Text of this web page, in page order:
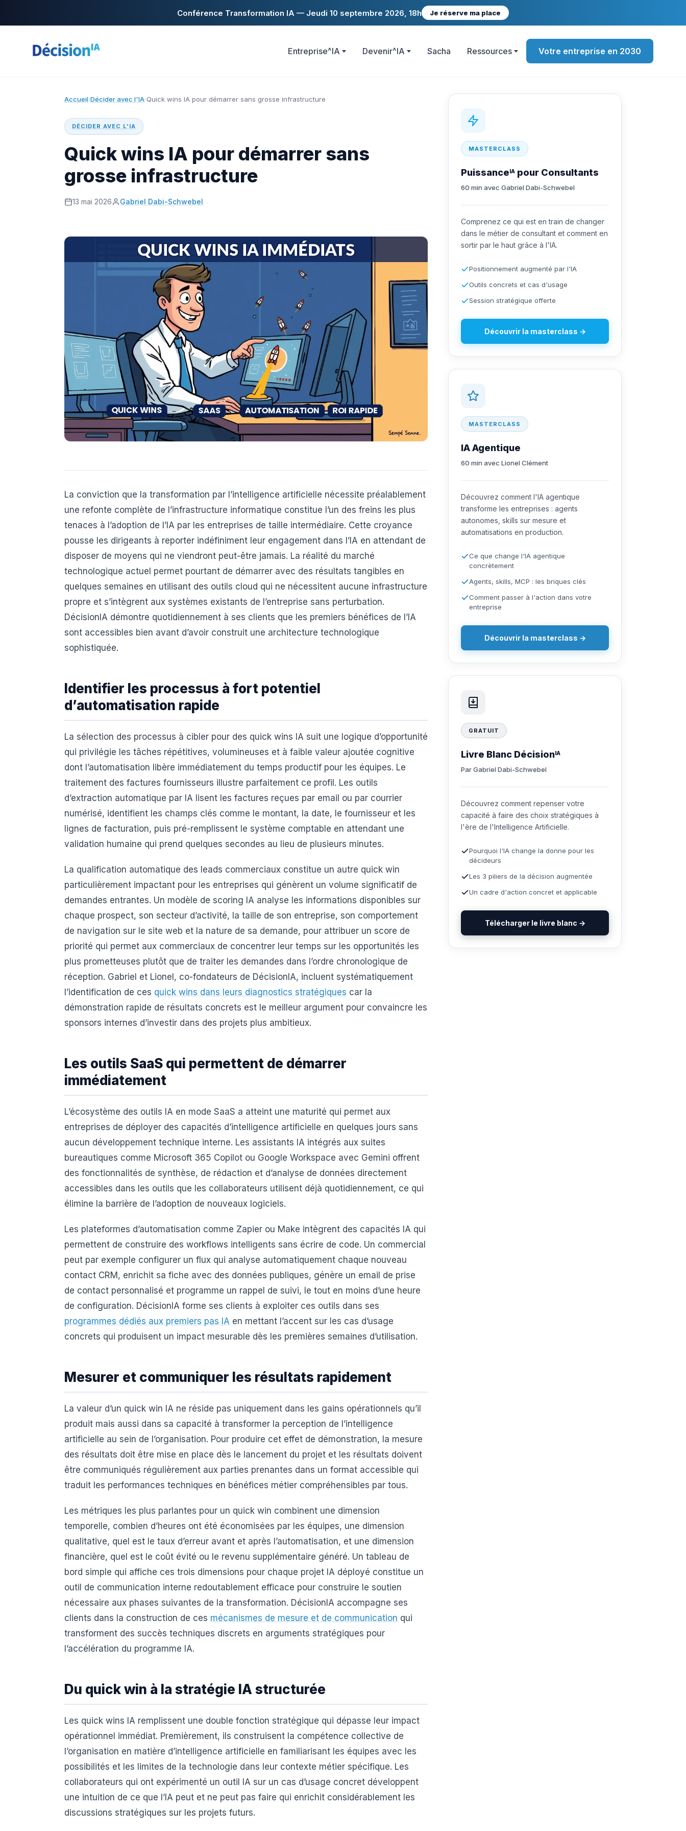
Conférence Transformation IA — Jeudi 10 septembre 2026, 18h Je réserve ma place
Entreprise^IA Devenir^IA Sacha Ressources Votre entreprise en 2030
Accueil›Décider avec l'IA›Quick wins IA pour démarrer sans grosse infrastructure
DÉCIDER AVEC L'IA
Quick wins IA pour démarrer sans
grosse infrastructure
13 mai 2026 Gabriel Dabi-Schwebel
La conviction que la transformation par l’intelligence artificielle nécessite préalablement
une refonte complète de l’infrastructure informatique constitue l’un des freins les plus
tenaces à l’adoption de l’IA par les entreprises de taille intermédiaire. Cette croyance
pousse les dirigeants à reporter indéfiniment leur engagement dans l’IA en attendant de
disposer de moyens qui ne viendront peut-être jamais. La réalité du marché
technologique actuel permet pourtant de démarrer avec des résultats tangibles en
quelques semaines en utilisant des outils cloud qui ne nécessitent aucune infrastructure
propre et s’intègrent aux systèmes existants de l’entreprise sans perturbation.
DécisionIA démontre quotidiennement à ses clients que les premiers bénéfices de l’IA
sont accessibles bien avant d’avoir construit une architecture technologique
sophistiquée.
Identifier les processus à fort potentiel
d’automatisation rapide
La sélection des processus à cibler pour des quick wins IA suit une logique d’opportunité
qui privilégie les tâches répétitives, volumineuses et à faible valeur ajoutée cognitive
dont l’automatisation libère immédiatement du temps productif pour les équipes. Le
traitement des factures fournisseurs illustre parfaitement ce profil. Les outils
d’extraction automatique par IA lisent les factures reçues par email ou par courrier
numérisé, identifient les champs clés comme le montant, la date, le fournisseur et les
lignes de facturation, puis pré-remplissent le système comptable en attendant une
validation humaine qui prend quelques secondes au lieu de plusieurs minutes.
La qualification automatique des leads commerciaux constitue un autre quick win
particulièrement impactant pour les entreprises qui génèrent un volume significatif de
demandes entrantes. Un modèle de scoring IA analyse les informations disponibles sur
chaque prospect, son secteur d’activité, la taille de son entreprise, son comportement
de navigation sur le site web et la nature de sa demande, pour attribuer un score de
priorité qui permet aux commerciaux de concentrer leur temps sur les opportunités les
plus prometteuses plutôt que de traiter les demandes dans l’ordre chronologique de
réception. Gabriel et Lionel, co-fondateurs de DécisionIA, incluent systématiquement
l’identification de ces quick wins dans leurs diagnostics stratégiques car la
démonstration rapide de résultats concrets est le meilleur argument pour convaincre les
sponsors internes d’investir dans des projets plus ambitieux.
Les outils SaaS qui permettent de démarrer
immédiatement
L’écosystème des outils IA en mode SaaS a atteint une maturité qui permet aux
entreprises de déployer des capacités d’intelligence artificielle en quelques jours sans
aucun développement technique interne. Les assistants IA intégrés aux suites
bureautiques comme Microsoft 365 Copilot ou Google Workspace avec Gemini offrent
des fonctionnalités de synthèse, de rédaction et d’analyse de données directement
accessibles dans les outils que les collaborateurs utilisent déjà quotidiennement, ce qui
élimine la barrière de l’adoption de nouveaux logiciels.
Les plateformes d’automatisation comme Zapier ou Make intègrent des capacités IA qui
permettent de construire des workflows intelligents sans écrire de code. Un commercial
peut par exemple configurer un flux qui analyse automatiquement chaque nouveau
contact CRM, enrichit sa fiche avec des données publiques, génère un email de prise
de contact personnalisé et programme un rappel de suivi, le tout en moins d’une heure
de configuration. DécisionIA forme ses clients à exploiter ces outils dans ses
programmes dédiés aux premiers pas IA en mettant l’accent sur les cas d’usage
concrets qui produisent un impact mesurable dès les premières semaines d’utilisation.
Mesurer et communiquer les résultats rapidement
La valeur d’un quick win IA ne réside pas uniquement dans les gains opérationnels qu’il
produit mais aussi dans sa capacité à transformer la perception de l’intelligence
artificielle au sein de l’organisation. Pour produire cet effet de démonstration, la mesure
des résultats doit être mise en place dès le lancement du projet et les résultats doivent
être communiqués régulièrement aux parties prenantes dans un format accessible qui
traduit les performances techniques en bénéfices métier compréhensibles par tous.
Les métriques les plus parlantes pour un quick win combinent une dimension
temporelle, combien d’heures ont été économisées par les équipes, une dimension
qualitative, quel est le taux d’erreur avant et après l’automatisation, et une dimension
financière, quel est le coût évité ou le revenu supplémentaire généré. Un tableau de
bord simple qui affiche ces trois dimensions pour chaque projet IA déployé constitue un
outil de communication interne redoutablement efficace pour construire le soutien
nécessaire aux phases suivantes de la transformation. DécisionIA accompagne ses
clients dans la construction de ces mécanismes de mesure et de communication qui
transforment des succès techniques discrets en arguments stratégiques pour
l’accélération du programme IA.
Du quick win à la stratégie IA structurée
Les quick wins IA remplissent une double fonction stratégique qui dépasse leur impact
opérationnel immédiat. Premièrement, ils construisent la compétence collective de
l’organisation en matière d’intelligence artificielle en familiarisant les équipes avec les
possibilités et les limites de la technologie dans leur contexte métier spécifique. Les
collaborateurs qui ont expérimenté un outil IA sur un cas d’usage concret développent
une intuition de ce que l’IA peut et ne peut pas faire qui enrichit considérablement les
discussions stratégiques sur les projets futurs.
MASTERCLASS
PuissanceIA pour Consultants
60 min avec Gabriel Dabi-Schwebel
Comprenez ce qui est en train de changer
dans le métier de consultant et comment en
sortir par le haut grâce à l'IA.
Positionnement augmenté par l'IA
Outils concrets et cas d'usage
Session stratégique offerte
Découvrir la masterclass →
MASTERCLASS
IA Agentique
60 min avec Lionel Clément
Découvrez comment l'IA agentique
transforme les entreprises : agents
autonomes, skills sur mesure et
automatisations en production.
Ce que change l'IA agentique
concrètement
Agents, skills, MCP : les briques clés
Comment passer à l'action dans votre
entreprise
Découvrir la masterclass →
GRATUIT
Livre Blanc DécisionIA
Par Gabriel Dabi-Schwebel
Découvrez comment repenser votre
capacité à faire des choix stratégiques à
l'ère de l'Intelligence Artificielle.
Pourquoi l'IA change la donne pour les
décideurs
Les 3 piliers de la décision augmentée
Un cadre d'action concret et applicable
Télécharger le livre blanc →